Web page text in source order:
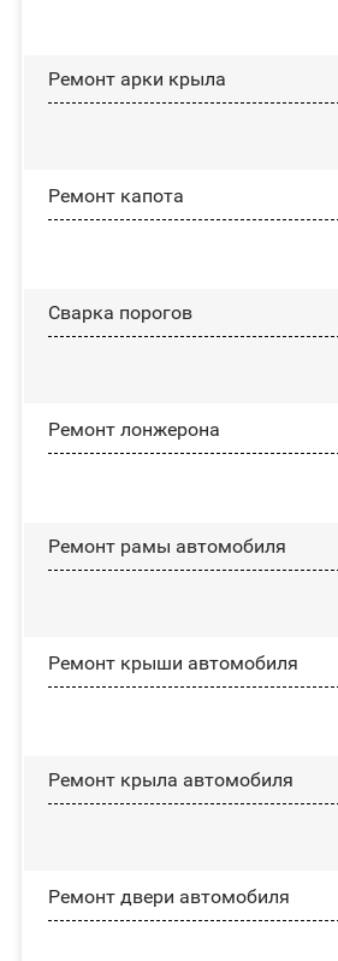
Ремонт арки крыла
Ремонт капота
Сварка порогов
Ремонт лонжерона
Ремонт рамы автомобиля
Ремонт крыши автомобиля
Ремонт крыла автомобиля
Ремонт двери автомобиля